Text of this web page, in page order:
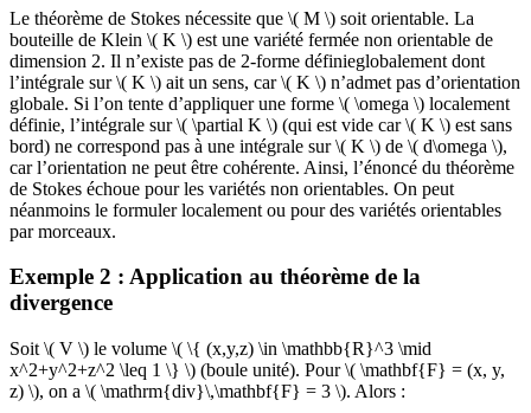
Le théorème de Stokes nécessite que \( M \) soit orientable. La
bouteille de Klein \( K \) est une variété fermée non orientable de
dimension 2. Il n’existe pas de 2-forme définieglobalement dont
l’intégrale sur \( K \) ait un sens, car \( K \) n’admet pas d’orientation
globale. Si l’on tente d’appliquer une forme \( \omega \) localement
définie, l’intégrale sur \( \partial K \) (qui est vide car \( K \) est sans
bord) ne correspond pas à une intégrale sur \( K \) de \( d\omega \),
car l’orientation ne peut être cohérente. Ainsi, l’énoncé du théorème
de Stokes échoue pour les variétés non orientables. On peut
néanmoins le formuler localement ou pour des variétés orientables
par morceaux.
Exemple 2 : Application au théorème de la
divergence
Soit \( V \) le volume \( \{ (x,y,z) \in \mathbb{R}^3 \mid
x^2+y^2+z^2 \leq 1 \} \) (boule unité). Pour \( \mathbf{F} = (x, y,
z) \), on a \( \mathrm{div}\,\mathbf{F} = 3 \). Alors :